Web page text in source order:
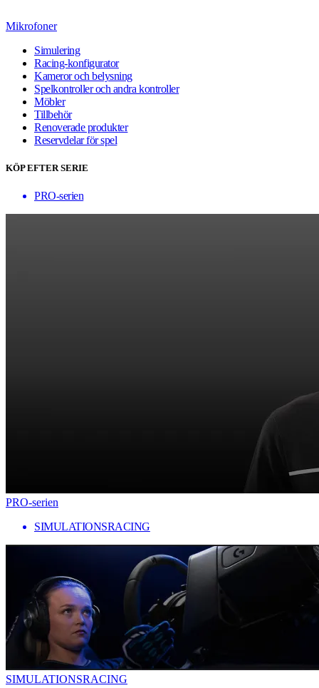
Mikrofoner
Simulering
Racing-konfigurator
Kameror och belysning
Spelkontroller och andra kontroller
Möbler
Tillbehör
Renoverade produkter
Reservdelar för spel
KÖP EFTER SERIE
PRO-serien
PRO-serien
SIMULATIONSRACING
SIMULATIONSRACING